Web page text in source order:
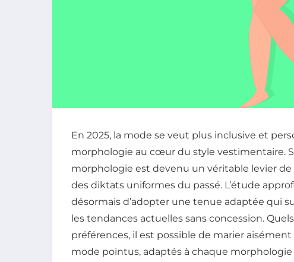
En 2025, la mode se veut plus inclusive et
morphologie au cœur du style vestimentaire.
morphologie est devenu un véritable levier de
des diktats uniformes du passé. L’étude
désormais d’adopter une tenue adaptée qui
les tendances actuelles sans concession.
préférences, il est possible de marier
mode pointus, adaptés à chaque morphologie